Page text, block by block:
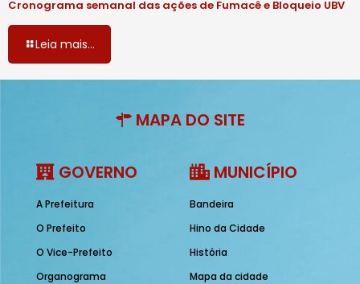
Cronograma semanal das ações de Fumacê e Bloqueio UBV
Leia mais...
MAPA DO SITE
GOVERNO
A Prefeitura
O Prefeito
O Vice-Prefeito
Organograma
MUNICÍPIO
Bandeira
Hino da Cidade
História
Mapa da cidade